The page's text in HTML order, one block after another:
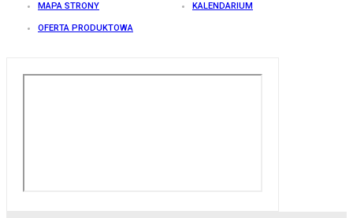
MAPA STRONY KALENDARIUM
OFERTA PRODUKTOWA